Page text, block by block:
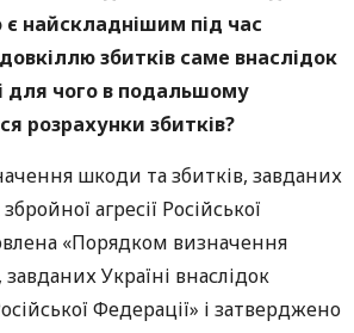
найскладнішим під час
довкіллю збитків саме внаслідок
для чого в подальшому
розрахунки збитків?
шкоди та збитків, завданих
агресії Російської
«Порядком визначення
Україні внаслідок
Федерації» і затверджено